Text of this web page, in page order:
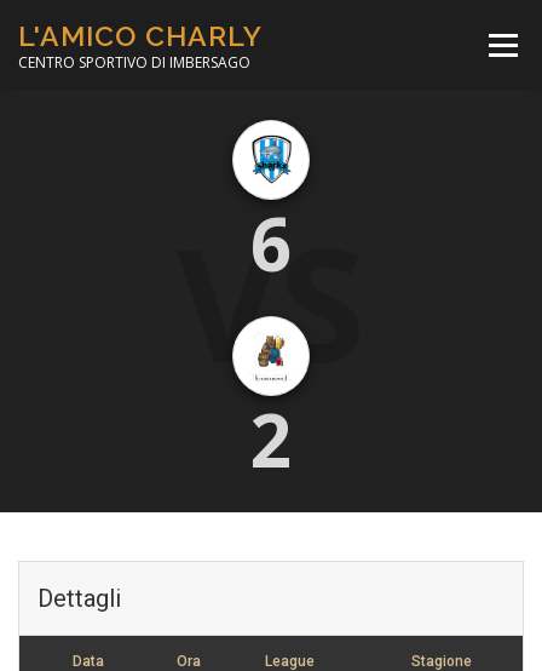
contenuto
L'AMICO CHARLY
CENTRO SPORTIVO DI IMBERSAGO
Menù
CORSO CALCIO A 5
MINIBASKET
VS
6
2
Dettagli
Data Ora League Stagione